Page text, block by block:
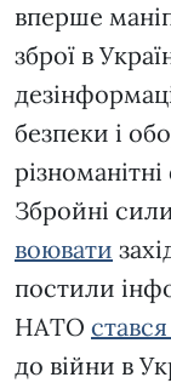
вперше
зброї в
безпеки і
Збройні
воювати
постили
НАТО
до війни в